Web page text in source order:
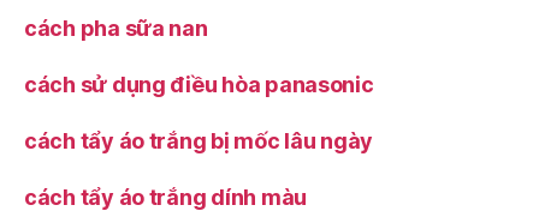
cách pha sữa nan
cách sử dụng điều hòa panasonic
cách tẩy áo trắng bị mốc lâu ngày
cách tẩy áo trắng dính màu